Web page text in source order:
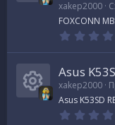
к
о
xakep2000
FOXCONN
Asus
xakep2000
Asus K53SD